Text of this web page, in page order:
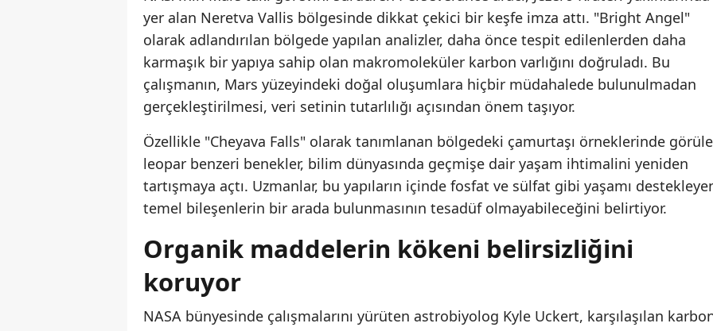
yer alan Neretva Vallis bölgesinde dikkat çekici bir keşfe imza attı. "Bright Angel"
olarak adlandırılan bölgede yapılan analizler, daha önce tespit edilenlerden daha
karmaşık bir yapıya sahip olan makromoleküler karbon varlığını doğruladı. Bu
çalışmanın, Mars yüzeyindeki doğal oluşumlara hiçbir müdahalede bulunulmadan
gerçekleştirilmesi, veri setinin tutarlılığı açısından önem taşıyor.
Özellikle "Cheyava Falls" olarak tanımlanan bölgedeki çamurtaşı örneklerinde
leopar benzeri benekler, bilim dünyasında geçmişe dair yaşam ihtimalini yeniden
tartışmaya açtı. Uzmanlar, bu yapıların içinde fosfat ve sülfat gibi yaşamı
temel bileşenlerin bir arada bulunmasının tesadüf olmayabileceğini belirtiyor.
Organik maddelerin kökeni belirsizliğini
koruyor
NASA bünyesinde çalışmalarını yürüten astrobiyolog Kyle Uckert, karşılaşılan